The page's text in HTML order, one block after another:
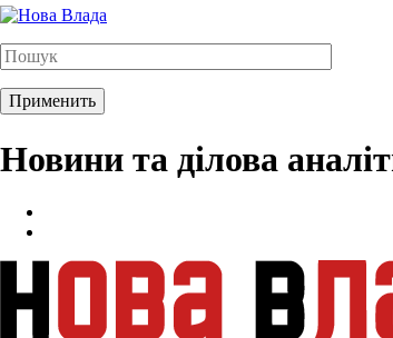
Новини та ділова